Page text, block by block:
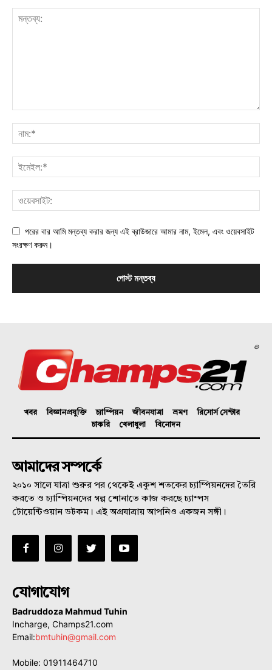
পরের বার আমি মন্তব্য করার জন্য এই ব্রাউজারে আমার নাম, ইমেল, এবং ওয়েবসাইট
সংরক্ষণ করুন।
©
খবর বিজ্ঞানপ্রযুক্তি চ্যাম্পিয়ন জীবনযাত্রা ভ্রমণ
রিসোর্স সেন্টার
চাকরি
খেলাধুলা বিনোদন
আমাদের সম্পর্কে
২০১০ সালে যাত্রা শুরুর পর থেকেই একুশ শতকের চ্যাম্পিয়নদের তৈরি
করতে ও চ্যাম্পিয়নদের গল্প শোনাতে কাজ করছে চ্যাম্পস
টোয়েন্টিওয়ান ডটকম। এই অগ্রযাত্রায় আপনিও একজন সঙ্গী।
যোগাযোগ
Badruddoza Mahmud Tuhin
Incharge, Champs21.com
Email:bmtuhin@gmail.com
Mobile: 01911464710